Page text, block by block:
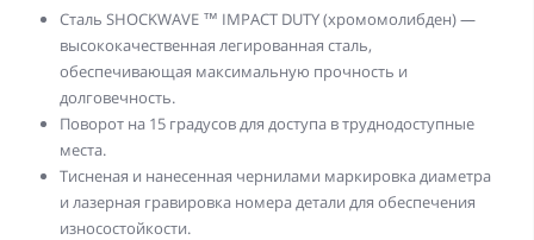
Сталь SHOCKWAVE ™ IMPACT DUTY (хромомолибден) —
высококачественная легированная сталь,
обеспечивающая максимальную прочность и
долговечность.
Поворот на 15 градусов для доступа в труднодоступные
места.
Тисненая и нанесенная чернилами маркировка диаметра
и лазерная гравировка номера детали для обеспечения
износостойкости.